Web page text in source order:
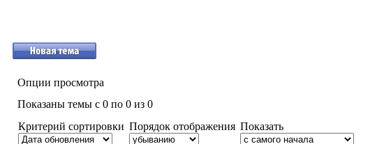
Опции просмотра
Показаны темы с 0 по 0 из 0
Критерий сортировки Порядок отображения Показать